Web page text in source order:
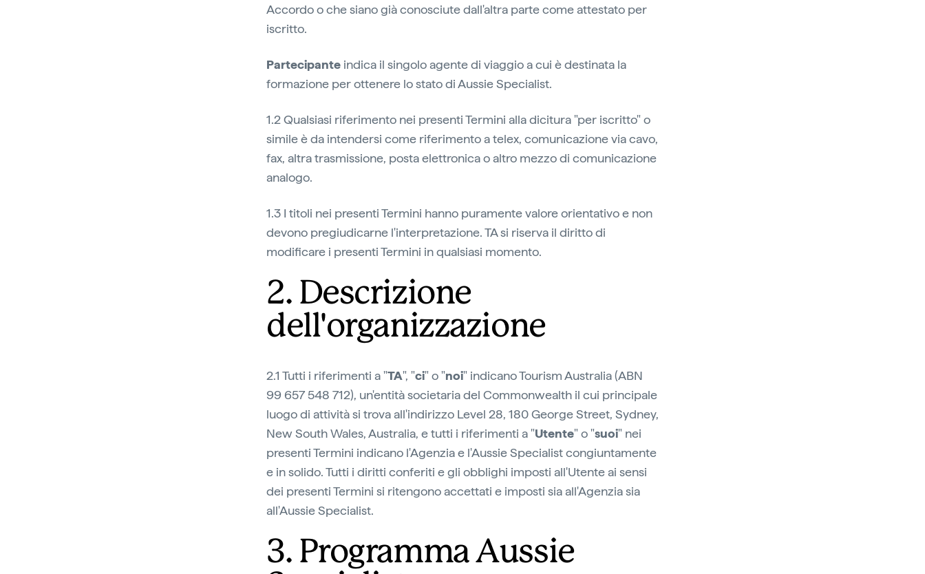
Accordo o che siano già conosciute dall'altra parte come attestato per
iscritto.
Partecipante indica il singolo agente di viaggio a cui è destinata la
formazione per ottenere lo stato di Aussie Specialist.
1.2 Qualsiasi riferimento nei presenti Termini alla dicitura "per iscritto" o
simile è da intendersi come riferimento a telex, comunicazione via cavo,
fax, altra trasmissione, posta elettronica o altro mezzo di comunicazione
analogo.
1.3 I titoli nei presenti Termini hanno puramente valore orientativo e non
devono pregiudicarne l'interpretazione. TA si riserva il diritto di
modificare i presenti Termini in qualsiasi momento.
2. Descrizione
dell'organizzazione
2.1 Tutti i riferimenti a "TA", "ci" o "noi" indicano Tourism Australia (ABN
99 657 548 712), un'entità societaria del Commonwealth il cui principale
luogo di attività si trova all'indirizzo Level 28, 180 George Street, Sydney,
New South Wales, Australia, e tutti i riferimenti a "Utente" o "suoi" nei
presenti Termini indicano l'Agenzia e l'Aussie Specialist congiuntamente
e in solido. Tutti i diritti conferiti e gli obblighi imposti all'Utente ai sensi
dei presenti Termini si ritengono accettati e imposti sia all'Agenzia sia
all'Aussie Specialist.
3. Programma Aussie